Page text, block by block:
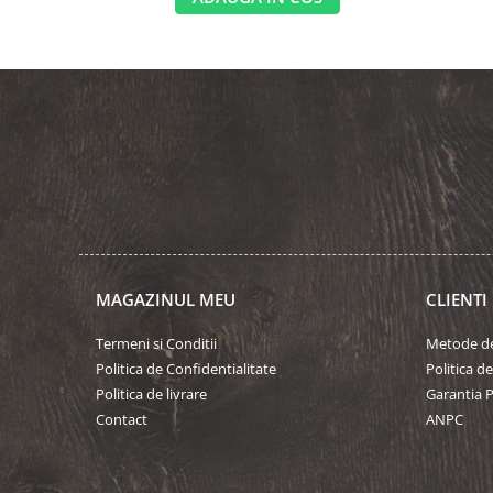
MAGAZINUL MEU
Termeni si Conditii
Politica de Confidentialitate
Politica de livrare
Contact
CLIENTI
Metode
Politica
Garantia
ANPC